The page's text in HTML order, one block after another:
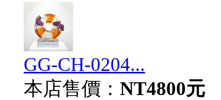
GG-CH-0204...
本店售價： NT4800元